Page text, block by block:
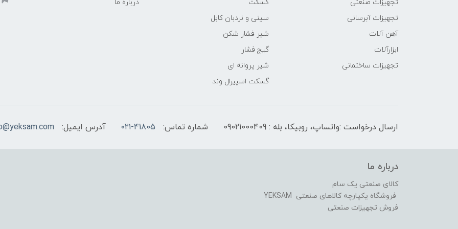
تجهیزات صنعتی
تجهیزات آبرسانی
آهن آلات
ابزارآلات
تجهیزات ساختمانی
گسکت
سینی و نردبان کابل
شیر فشار شکن
گیج فشار
شیر پروانه ای
گسکت اسپیرال وند
درباره ما
ارسال درخواست :واتساپ، روبیکا، بله : 09021000409 شماره تماس: ۰۲۱-41805 آدرس ایمیل:
درباره ما
کالای صنعتی یک سام
فروشگاه یکپارچه کالاهای صنعتی YEKSAM
فروش تجهیزات صنعتی